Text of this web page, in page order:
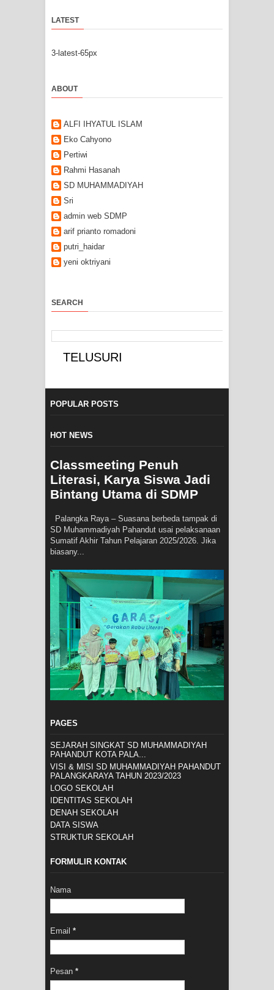
LATEST
3-latest-65px
ABOUT
ALFI IHYATUL ISLAM
Eko Cahyono
Pertiwi
Rahmi Hasanah
SD MUHAMMADIYAH
Sri
admin web SDMP
arif prianto romadoni
putri_haidar
yeni oktriyani
SEARCH
POPULAR POSTS
HOT NEWS
Classmeeting Penuh
Literasi, Karya Siswa Jadi
Bintang Utama di SDMP
Palangka Raya – Suasana berbeda tampak di
SD Muhammadiyah Pahandut usai pelaksanaan
Sumatif Akhir Tahun Pelajaran 2025/2026. Jika
biasany...
PAGES
SEJARAH SINGKAT SD MUHAMMADIYAH
PAHANDUT KOTA PALA...
VISI & MISI SD MUHAMMADIYAH PAHANDUT
PALANGKARAYA TAHUN 2023/2023
LOGO SEKOLAH
IDENTITAS SEKOLAH
DENAH SEKOLAH
DATA SISWA
STRUKTUR SEKOLAH
FORMULIR KONTAK
Nama
Email *
Pesan *